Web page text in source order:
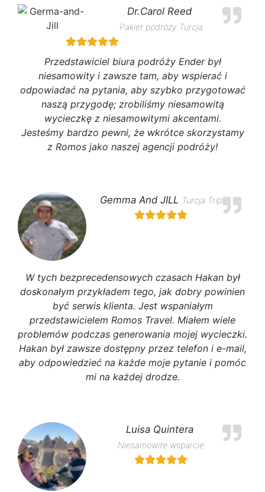
Dr.Carol Reed
Pakiet podróży Turcja
Przedstawiciel biura podróży Ender był
niesamowity i zawsze tam, aby wspierać i
odpowiadać na pytania, aby szybko przygotować
naszą przygodę; zrobiliśmy niesamowitą
wycieczkę z niesamowitymi akcentami.
Jesteśmy bardzo pewni, że wkrótce skorzystamy
z Romos jako naszej agencji podróży!
Gemma And JILL Turcja Trip
W tych bezprecedensowych czasach Hakan był
doskonałym przykładem tego, jak dobry powinien
być serwis klienta. Jest wspaniałym
przedstawicielem Romos Travel. Miałem wiele
problemów podczas generowania mojej wycieczki.
Hakan był zawsze dostępny przez telefon i e-mail,
aby odpowiedzieć na każde moje pytanie i pomóc
mi na każdej drodze.
Luisa Quintera
Niesamowite wsparcie